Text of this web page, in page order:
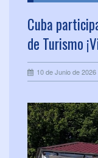
Cuba
de Turismo
10 de Junio de 2026